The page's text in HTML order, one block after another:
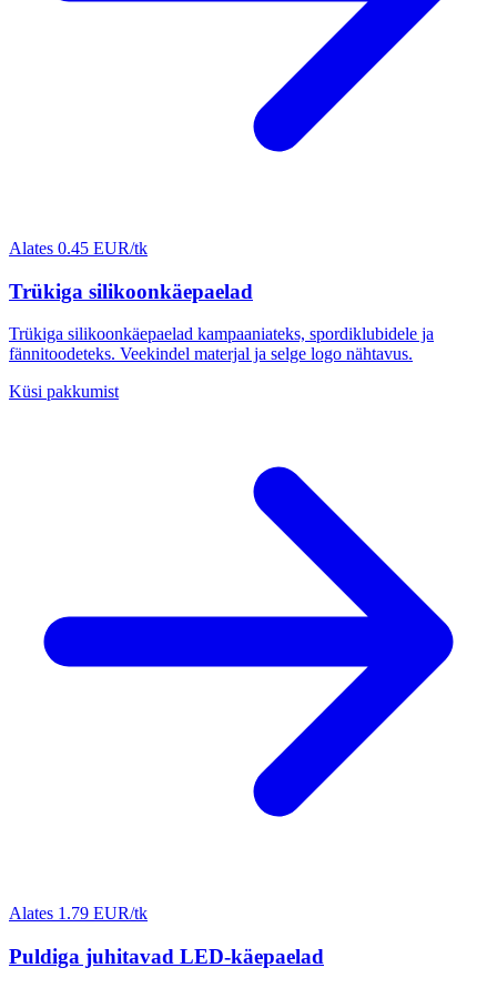
Alates 0.45 EUR/tk
Trükiga silikoonkäepaelad
Trükiga silikoonkäepaelad kampaaniateks, spordiklubidele ja
fännitoodeteks. Veekindel materjal ja selge logo nähtavus.
Küsi pakkumist
Alates 1.79 EUR/tk
Puldiga juhitavad LED-käepaelad